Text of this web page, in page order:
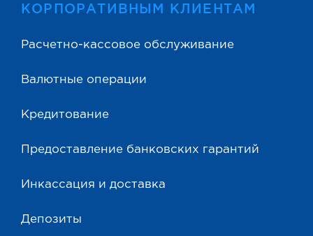
КОРПОРАТИВНЫМ КЛИЕНТАМ
Расчетно-кассовое обслуживание
Валютные операции
Кредитование
Предоставление банковских гарантий
Инкассация и доставка
Депозиты